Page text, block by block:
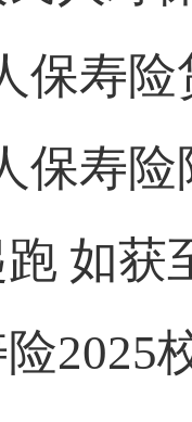
保寿
保寿
如获
2025